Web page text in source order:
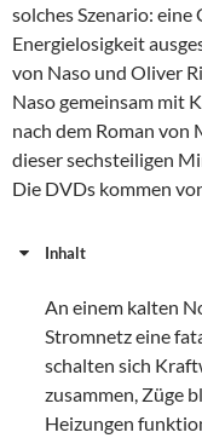
solches Szenario:
Energielosigkeit
von Naso und Oliver
Naso gemeinsam mit
nach dem Roman von
dieser sechsteiligen
Die DVDs kommen
Inhalt
An einem kalten
Stromnetz eine
schalten sich
zusammen, Züge
Heizungen